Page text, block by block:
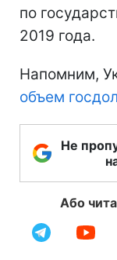
по
2019 года.
Напомним,
объем
Не
Або